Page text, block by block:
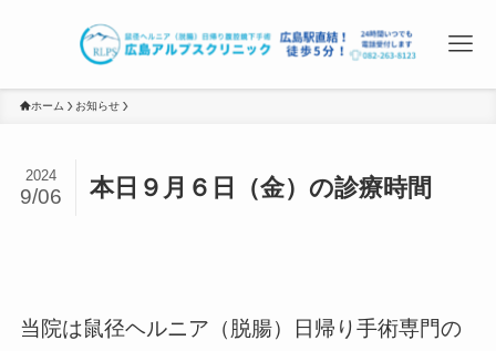
ホーム お知らせ
本日９月６日（金）の診療時間
2024
9/06
当院は鼠径ヘルニア（脱腸）日帰り手術専門の